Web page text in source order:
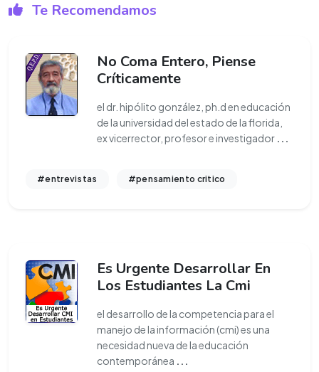
Te Recomendamos
No Coma Entero, Piense
Críticamente
el dr. hipólito gonzález, ph.d en educación
de la universidad del estado de la florida,
ex vicerrector, profesor e investigador ...
#entrevistas #pensamiento critico
Es Urgente Desarrollar En
Los Estudiantes La Cmi
el desarrollo de la competencia para el
manejo de la información (cmi) es una
necesidad nueva de la educación
contemporánea ...